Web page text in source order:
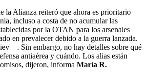
la Alianza reiteró que ahora es prioritario
incluso a costa de no acumular las
por la OTAN para los arsenales
en prevalecer debido a la guerra lanzada.
Sin embargo, no hay detalles sobre qué
antiaérea y cuándo. Los alias están
dijeron, informa María R.